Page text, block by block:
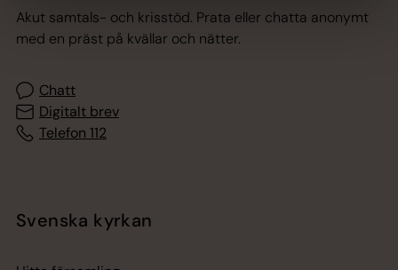
Akut samtals- och krisstöd. Prata eller chatta anonymt
med en präst på kvällar och nätter.
Chatt
Digitalt brev
Telefon 112
Svenska kyrkan